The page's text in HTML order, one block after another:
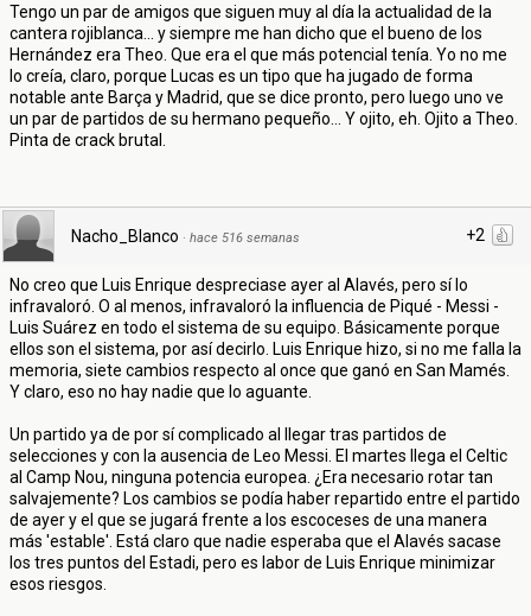
Tengo un par de amigos que siguen muy al día la actualidad de la
cantera rojiblanca... y siempre me han dicho que el bueno de los
Hernández era Theo. Que era el que más potencial tenía. Yo no me
lo creía, claro, porque Lucas es un tipo que ha jugado de forma
notable ante Barça y Madrid, que se dice pronto, pero luego uno ve
un par de partidos de su hermano pequeño... Y ojito, eh. Ojito a Theo.
Pinta de crack brutal.
+2
Nacho_Blanco · hace 516 semanas
No creo que Luis Enrique despreciase ayer al Alavés, pero sí lo
infravaloró. O al menos, infravaloró la influencia de Piqué - Messi -
Luis Suárez en todo el sistema de su equipo. Básicamente porque
ellos son el sistema, por así decirlo. Luis Enrique hizo, si no me falla la
memoria, siete cambios respecto al once que ganó en San Mamés.
Y claro, eso no hay nadie que lo aguante.
Un partido ya de por sí complicado al llegar tras partidos de
selecciones y con la ausencia de Leo Messi. El martes llega el Celtic
al Camp Nou, ninguna potencia europea. ¿Era necesario rotar tan
salvajemente? Los cambios se podía haber repartido entre el partido
de ayer y el que se jugará frente a los escoceses de una manera
más 'estable'. Está claro que nadie esperaba que el Alavés sacase
los tres puntos del Estadi, pero es labor de Luis Enrique minimizar
esos riesgos.